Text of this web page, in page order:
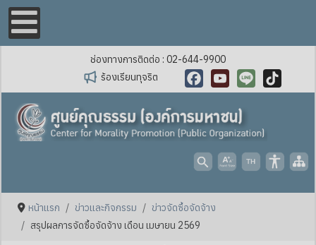
ช่องทางการติดต่อ : 02-644-9900
ร้องเรียนทุจริต
Facebook
YouTube
Line TikTok
หน้าแรก ข่าวและกิจกรรม
ข่าวจัดซื้อจัดจ้าง
สรุปผลการจัดซื้อจัดจ้าง เดือน เมษายน 2569